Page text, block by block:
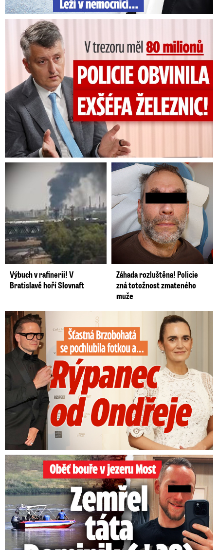
V trezoru měl 80 milionů: Policie obvinila exšéfa železnic!
Výbuch v rafinerii! V
Bratislavě hoří Slovnaft
Záhada rozluštěna! Policie
zná totožnost zmateného
muže
Šťastná Brzobohatá se pochlubila fotkou: Rýpanec od Ondřeje
Oběť bouře v jezeru Most: Zemřel táta Dominik (†28)